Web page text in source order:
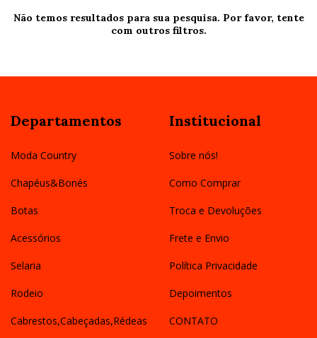
Não temos resultados para sua pesquisa. Por favor, tente
com outros filtros.
Departamentos
Moda Country
Chapéus&Bonés
Botas
Acessórios
Selaria
Rodeio
Cabrestos,Cabeçadas,Rédeas
Institucional
Sobre nós!
Como Comprar
Troca e Devoluções
Frete e Envio
Política Privacidade
Depoimentos
CONTATO